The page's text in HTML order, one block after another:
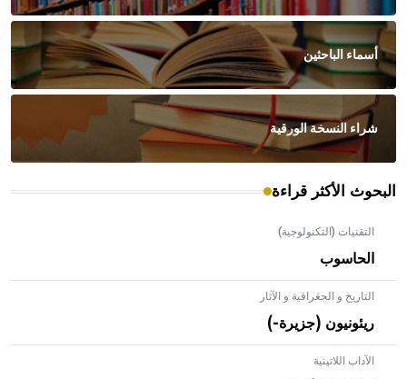
أسماء الباحثين
شراء النسخة الورقية
البحوث الأكثر قراءة
التقنيات (التكنولوجية)
الحاسوب
التاريخ و الجغرافية و الآثار
ريئونيون (جزيرة-)
الآداب اللاتينية